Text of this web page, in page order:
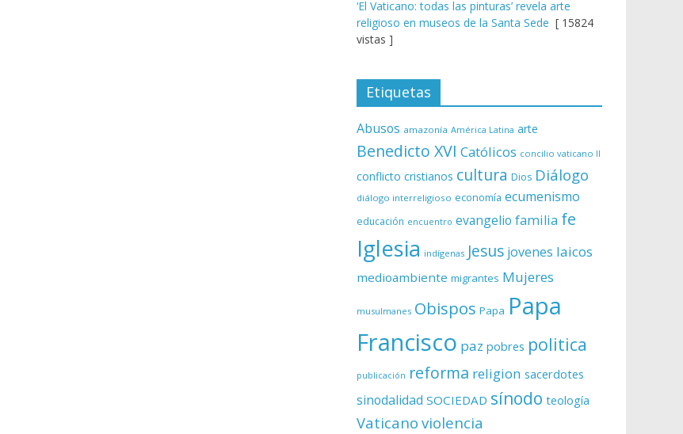
‘El Vaticano: todas las pinturas’ revela arte
religioso en museos de la Santa Sede [ 15824
vistas ]
Etiquetas
Abusos amazonía América Latina arte
Benedicto XVI Católicos concilio vaticano II
conflicto cristianos cultura Dios Diálogo
diálogo interreligioso economía ecumenismo
educación encuentro evangelio familia fe
Iglesia indígenas Jesus jovenes laicos
medioambiente migrantes Mujeres
musulmanes Obispos Papa Papa
Francisco paz pobres politica
publicación reforma religion sacerdotes
sinodalidad SOCIEDAD sínodo teología
Vaticano violencia